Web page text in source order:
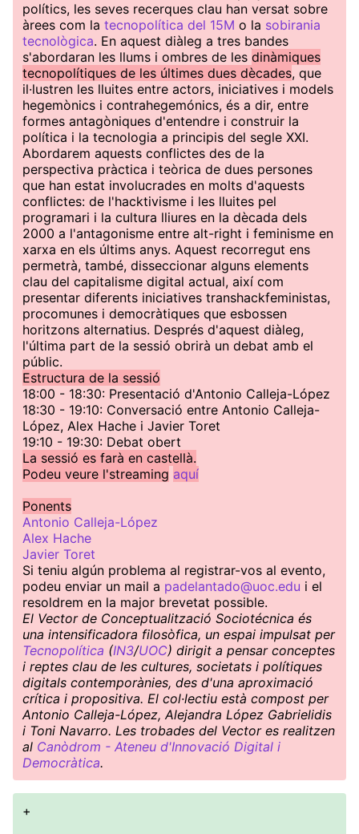
polítics, les seves recerques clau han versat sobre
àrees com la tecnopolítica del 15M o la sobirania
tecnològica. En aquest diàleg a tres bandes
s'abordaran les llums i ombres de les dinàmiques
tecnopolítiques de les últimes dues dècades, que
il·lustren les lluites entre actors, iniciatives i models
hegemònics i contrahegemónics, és a dir, entre
formes antagòniques d'entendre i construir la
política i la tecnologia a principis del segle XXI.
Abordarem aquests conflictes des de la
perspectiva pràctica i teòrica de dues persones
que han estat involucrades en molts d'aquests
conflictes: de l'hacktivisme i les lluites pel
programari i la cultura lliures en la dècada dels
2000 a l'antagonisme entre alt-right i feminisme en
xarxa en els últims anys. Aquest recorregut ens
permetrà, també, disseccionar alguns elements
clau del capitalisme digital actual, així com
presentar diferents iniciatives transhackfeministas,
procomunes i democràtiques que esbossen
horitzons alternatius. Després d'aquest diàleg,
l'última part de la sessió obrirà un debat amb el
públic.
Estructura de la sessió
18:00 - 18:30: Presentació d'Antonio Calleja-López
18:30 - 19:10: Conversació entre Antonio Calleja-
López, Alex Hache i Javier Toret
19:10 - 19:30: Debat obert
La sessió es farà en castellà.
Podeu veure l'streaming aquí
Ponents
Antonio Calleja-López
Alex Hache
Javier Toret
Si teniu algún problema al registrar-vos al evento,
podeu enviar un mail a padelantado@uoc.edu i el
resoldrem en la major brevetat possible.
El Vector de Conceptualització Sociotécnica és
una intensificadora filosòfica, un espai impulsat per
Tecnopolítica (IN3/UOC) dirigit a pensar conceptes
i reptes clau de les cultures, societats i polítiques
digitals contemporànies, des d'una aproximació
crítica i propositiva. El col·lectiu està compost per
Antonio Calleja-López, Alejandra López Gabrielidis
i Toni Navarro. Les trobades del Vector es realitzen
al Canòdrom - Ateneu d'Innovació Digital i
Democràtica.
+